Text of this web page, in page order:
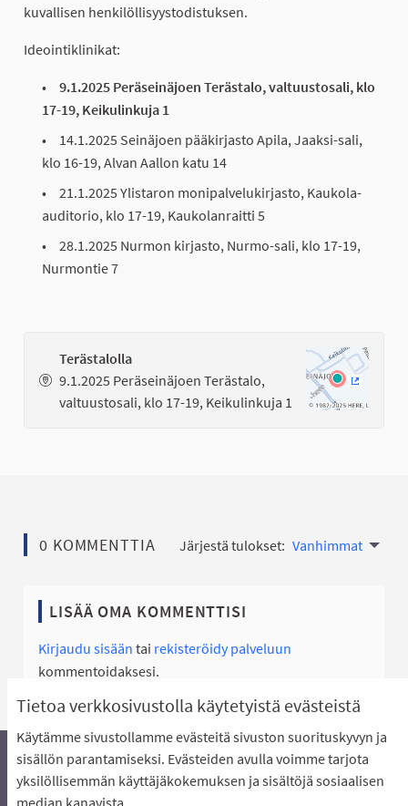
Tietoa verkkosivustolla käytetyistä evästeistä
Käytämme sivustollamme evästeitä sivuston suorituskyvyn ja
sisällön parantamiseksi. Evästeiden avulla voimme tarjota
yksilöllisemmän käyttäjäkokemuksen ja sisältöjä sosiaalisen
kuvallisen henkilöllisyystodistuksen.
Ideointiklinikat:
9.1.2025 Peräseinäjoen Terästalo, valtuustosali, klo
17-19, Keikulinkuja 1
14.1.2025 Seinäjoen pääkirjasto Apila, Jaaksi-sali,
klo 16-19, Alvan Aallon katu 14
21.1.2025 Ylistaron monipalvelukirjasto, Kaukola-
auditorio, klo 17-19, Kaukolanraitti 5
28.1.2025 Nurmon kirjasto, Nurmo-sali, klo 17-19,
Nurmontie 7
Terästalolla
9.1.2025 Peräseinäjoen Terästalo,
valtuustosali, klo 17-19, Keikulinkuja 1
0 KOMMENTTIA Järjestä tulokset: Vanhimmat
LISÄÄ OMA KOMMENTTISI
Kirjaudu sisään tai rekisteröidy palveluun
kommentoidaksesi.
Äänestyksen pikaohjeet
Usein kysytyt kysymykset